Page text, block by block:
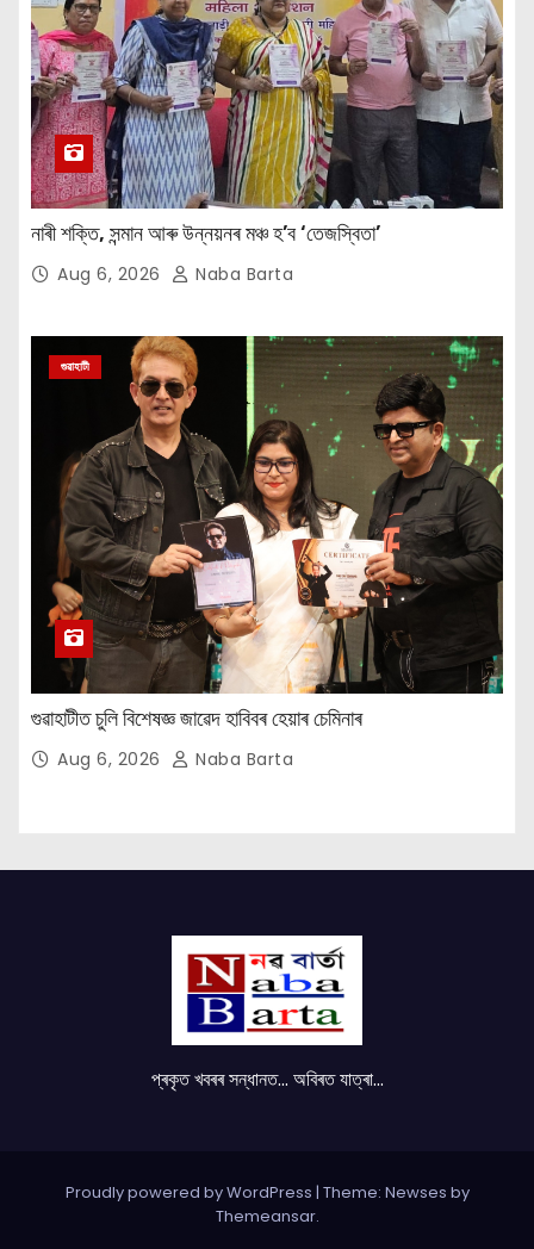
নাৰী শক্তি, সন্মান আৰু উন্নয়নৰ মঞ্চ হ’ব ‘তেজস্বিতা’
Aug 6, 2026 Naba Barta
গুৱাহাটী
গুৱাহাটীত চুলি বিশেষজ্ঞ জাৱেদ হাবিবৰ হেয়াৰ চেমিনাৰ
Aug 6, 2026 Naba Barta
প্ৰকৃত খবৰৰ সন্ধানত... অবিৰত যাত্ৰা...
Proudly powered by WordPress | Theme: Newses by
Themeansar.